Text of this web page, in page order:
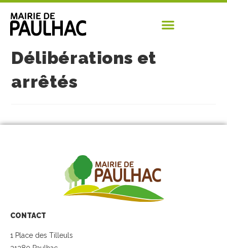
Délibérations et
arrêtés
CONTACT
1 Place des Tilleuls